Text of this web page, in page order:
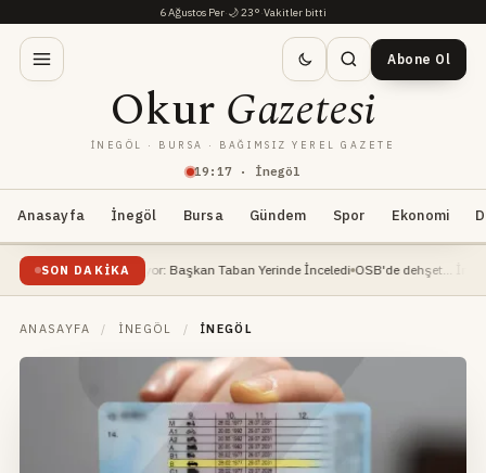
6 Ağustos Per·🌙23°·Vakitler bitti
19 : 17· İnegöl
OkurGazetesi
İNEGÖL · BURSA · BAĞIMSIZ YEREL GAZETE
Abone Ol
Anasayfa İnegöl Bursa Gündem Spor Ekonomi
SON DAKIKA
Devam Ediyor: Başkan Taban Yerinde İnceledi OSB'de dehşet... İnşaat
ANASAYFA / İNEGÖL / İNEGÖL